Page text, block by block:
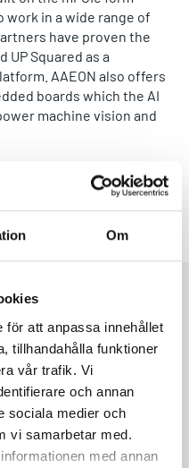
Om
för att anpassa innehållet
tillhandahålla funktioner
vår trafik. Vi
och annan
sociala medier och
vi samarbetar med.
med annan
in a wide range of
have proven the
UP Squared as a
AAEON also offers
boards which the AI
machine vision and
SW SDK
Caffe, MXNET